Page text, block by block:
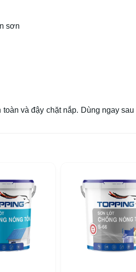
sơn
và đậy chặt nắp. Dùng ngay